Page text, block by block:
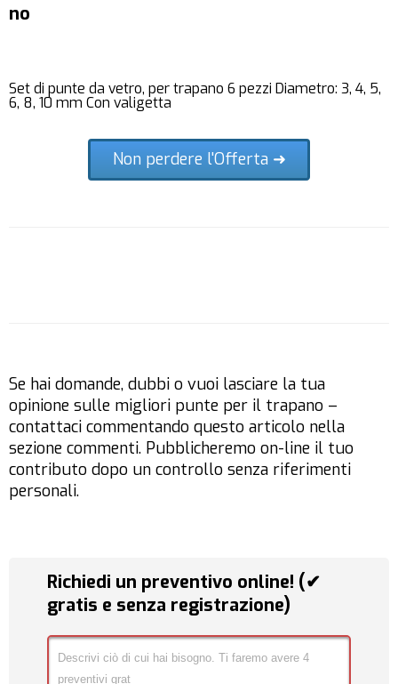
no
Set di punte da vetro, per trapano 6 pezzi Diametro: 3, 4, 5,
6, 8, 10 mm Con valigetta
Non perdere l'Offerta ➜
Se hai domande, dubbi o vuoi lasciare la tua
opinione sulle migliori punte per il trapano –
contattaci commentando questo articolo nella
sezione commenti. Pubblicheremo on-line il tuo
contributo dopo un controllo senza riferimenti
personali.
Richiedi un preventivo online! (✔
gratis e senza registrazione)